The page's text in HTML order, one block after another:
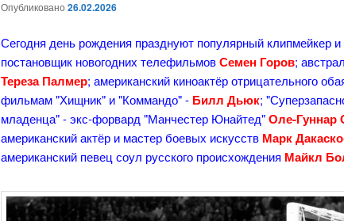
Опубликовано26.02.2026
Сегодня день рождения празднуют популярный клипмейкер
постановщик новогодних телефильмовСемен Горов;
Тереза Палмер; американский киноактёр отрицательного
фильмам "Хищник" и "Коммандо" - Билл Дьюк;
младенца" - экс-форвард "Манчестер Юнайтед"Оле-Гуннар
американский актёр и мастер боевых искусств Марк
американский певец соул русского происхождения Майкл